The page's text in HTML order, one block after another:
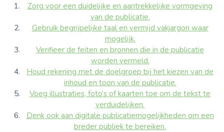
Zorg voor een duidelijke en aantrekkelijke vormgeving
van de publicatie.
Gebruik begrijpelijke taal en vermijd vakjargon waar
mogelijk.
Verifieer de feiten en bronnen die in de publicatie
worden vermeld.
Houd rekening met de doelgroep bij het kiezen van de
inhoud en toon van de publicatie.
Voeg illustraties, foto’s of kaarten toe om de tekst te
verduidelijken.
Denk ook aan digitale publicatiemogelijkheden om een
breder publiek te bereiken.